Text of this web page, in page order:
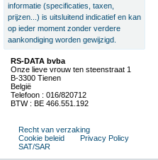
informatie (specificaties, taxen,
prijzen...) is uitsluitend indicatief en kan
op ieder moment zonder verdere
aankondiging worden gewijzigd.
RS-DATA bvba
Onze lieve vrouw ten steenstraat 1
B-3300 Tienen
België
Telefoon : 016/820712
BTW : BE 466.551.192
Recht van verzaking
Cookie beleid
Privacy Policy
SAT/SAR